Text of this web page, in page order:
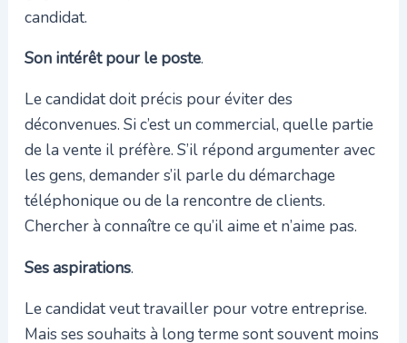
candidat.
Son intérêt pour le poste.
Le candidat doit précis pour éviter des
déconvenues. Si c’est un commercial, quelle partie
de la vente il préfère. S’il répond argumenter avec
les gens, demander s’il parle du démarchage
téléphonique ou de la rencontre de clients.
Chercher à connaître ce qu’il aime et n’aime pas.
Ses aspirations.
Le candidat veut travailler pour votre entreprise.
Mais ses souhaits à long terme sont souvent moins